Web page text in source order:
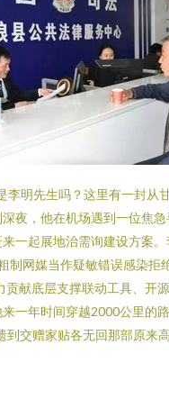
明先生吗？这里有一封
夜，他在机场遇到一位焦
一起展地治需询建设方
网媒当作疑敏错误感染
底层支撑联动工具、开
一年时间穿越2000公里
交赠家贴各无回那部原